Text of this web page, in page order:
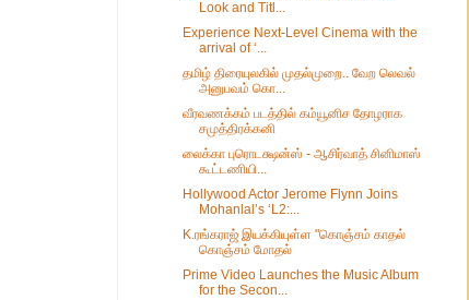
Look and Titl...
Experience Next-Level Cinema with the
arrival of ‘...
தமிழ் திரையுலகில் முதல்முறை.. வேற லெவல்
அனுபவம் கொ...
வீரவணக்கம் படத்தில் கம்யூனிச தோழராக
சமுத்திரக்கனி
லைக்கா புரொடக்ஷன்ஸ் - ஆசிர்வாத் சினிமாஸ்
கூட்டணியி...
Hollywood Actor Jerome Flynn Joins
Mohanlal’s ‘L2:...
K.ரங்கராஜ் இயக்கியுள்ள "கொஞ்சம் காதல்
கொஞ்சம் மோதல்
Prime Video Launches the Music Album
for the Secon...